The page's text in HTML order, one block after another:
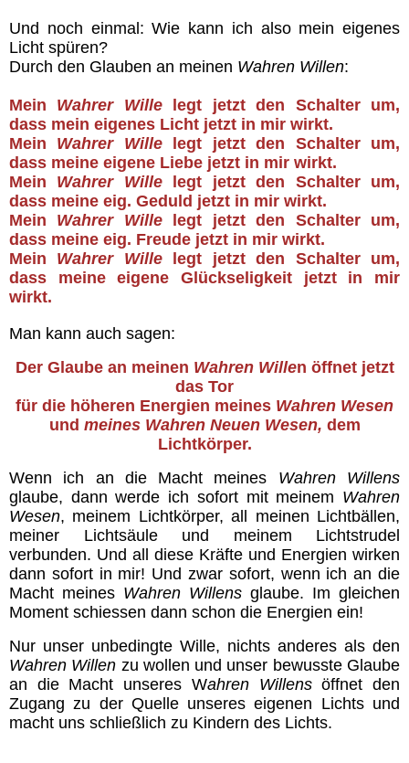
Und noch einmal: Wie kann ich also mein eigenes
Licht spüren?
Durch den Glauben an meinen Wahren Willen:
Mein Wahrer Willelegt jetzt den Schalter um,
dass mein eigenes Licht jetzt in mir wirkt.
Mein Wahrer Willelegt jetzt den Schalter um,
dass meine eigene Liebe jetzt in mir wirkt.
Mein Wahrer Willelegt jetzt den Schalter um,
dass meine eig. Geduld jetzt in mir wirkt.
Mein Wahrer Willelegt jetzt den Schalter um,
dass meine eig. Freude jetzt in mir wirkt.
Mein Wahrer Willelegt jetzt den Schalter um,
dass meine eigene Glückseligkeit jetzt in mir
wirkt.
Man kann auch sagen:
Der Glaube an meinen Wahren Willen öffnet jetzt
das Tor
für die höheren Energien meines Wahren Wesen
und meines Wahren Neuen Wesen, dem
Lichtkörper.
Wenn ich an die Macht meines Wahren Willens
glaube, dann werde ich sofort mit meinem Wahren
Wesen, meinem Lichtkörper, all meinen Lichtbällen,
meiner Lichtsäule und meinem Lichtstrudel
verbunden. Und all diese Kräfte und Energien wirken
dann sofort in mir! Und zwar sofort, wenn ich an die
Macht meines Wahren Willens glaube. Im gleichen
Moment schiessen dann schon die Energien ein!
Nur unser unbedingte Wille, nichts anderes als den
Wahren Willen zu wollen und unser bewusste Glaube
an die Macht unseres Wahren Willensöffnet den
Zugang zu der Quelle unseres eigenen Lichts und
macht uns schließlich zu Kindern des Lichts.